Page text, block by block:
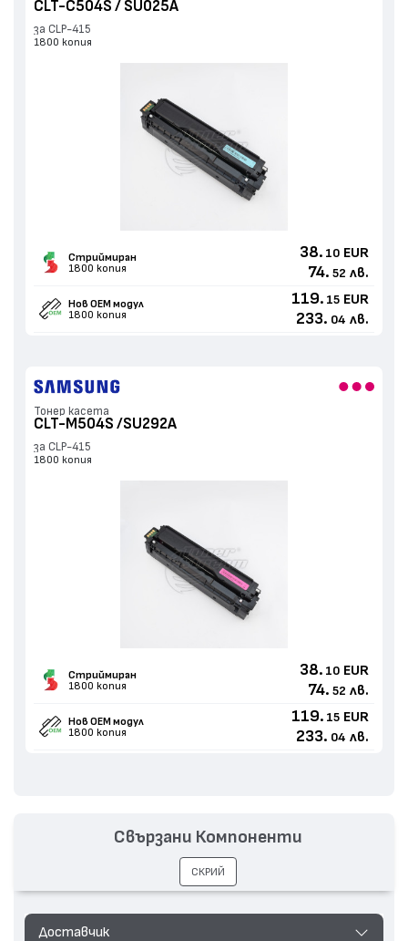
CLT-C504S / SU025A
за CLP-415
1800 копия
Стриймиран
1800 копия
38. 10 EUR
74. 52 лв.
Нов ОЕМ модул
1800 копия
119. 15 EUR
233. 04 лв.
Тонер касета
CLT-M504S /SU292A
за CLP-415
1800 копия
Стриймиран
1800 копия
38. 10 EUR
74. 52 лв.
Нов ОЕМ модул
1800 копия
119. 15 EUR
233. 04 лв.
Доставчик
Свързани Компоненти
СКРИЙ